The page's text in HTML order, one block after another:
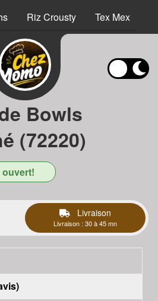
Riz Crousty Tex Mex
Bowls
(72220)
Livraison
Livraison : 30 à 45 mn